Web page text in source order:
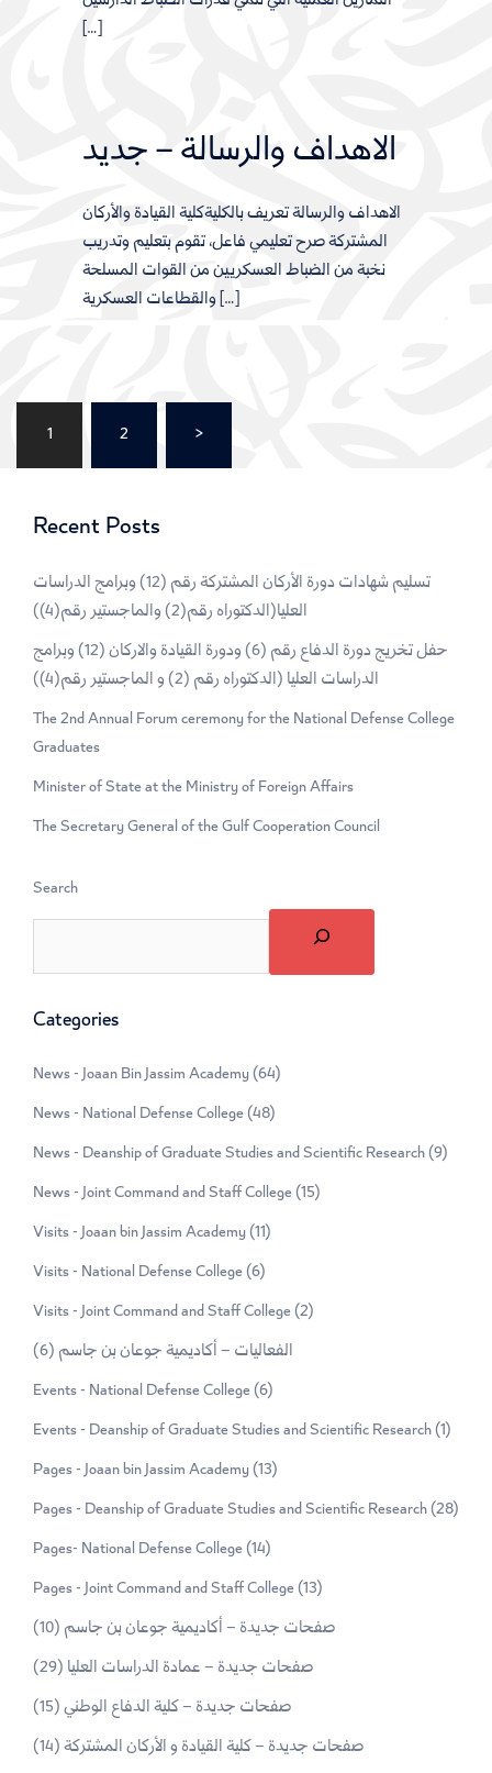
[…]
الاهداف والرسالة – جديد
الاهداف والرسالة تعريف بالكليةكلية القيادة والأركان
المشتركة صرح تعليمي فاعل، تقوم بتعليم وتدريب
نخبة من الضباط العسكريين من القوات المسلحة
والقطاعات العسكرية […]
Posts
pagination
1 2 >
Recent Posts
تسليم شهادات دورة الأركان المشتركة رقم (12) وبرامج الدراسات
العليا(الدكتوراه رقم(2) والماجستير رقم(4))
حفل تخريج دورة الدفاع رقم (6) ودورة القيادة والاركان (12) وبرامج
الدراسات العليا (الدكتوراه رقم (2) و الماجستير رقم(4))
The 2nd Annual Forum ceremony for the National Defense College
Graduates
Minister of State at the Ministry of Foreign Affairs
The Secretary General of the Gulf Cooperation Council
Search
Categories
News - Joaan Bin Jassim Academy(64)
News - National Defense College(48)
News - Deanship of Graduate Studies and Scientific Research(9)
News - Joint Command and Staff College(15)
Visits - Joaan bin Jassim Academy(11)
Visits - National Defense College(6)
Visits - Joint Command and Staff College(2)
الفعاليات – أكاديمية جوعان بن جاسم (6)
Events - National Defense College(6)
Events - Deanship of Graduate Studies and Scientific Research(1)
Pages - Joaan bin Jassim Academy(13)
Pages - Deanship of Graduate Studies and Scientific Research(28)
Pages- National Defense College(14)
Pages - Joint Command and Staff College(13)
صفحات جديدة – أكاديمية جوعان بن جاسم (10)
صفحات جديدة – عمادة الدراسات العليا (29)
صفحات جديدة – كلية الدفاع الوطني (15)
صفحات جديدة – كلية القيادة و الأركان المشتركة (14)